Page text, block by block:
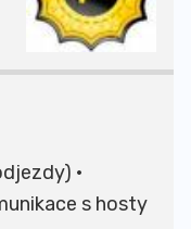
•
s hosty